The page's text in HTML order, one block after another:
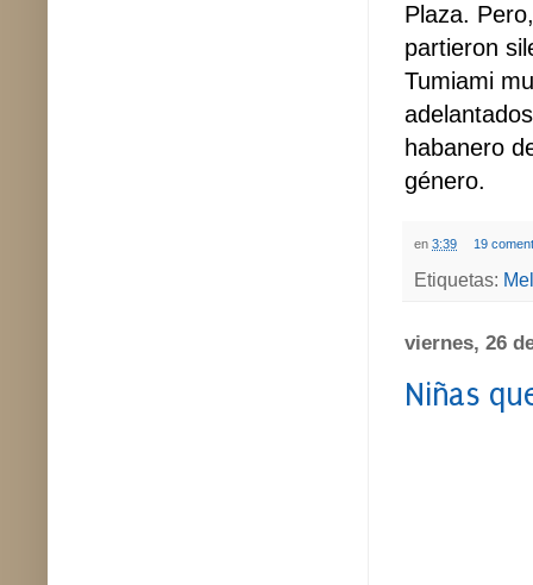
Plaza.
partieron
Tumiami
habanero
género.
en 3:39 19
Etiquetas:
viernes, 26
Niñas